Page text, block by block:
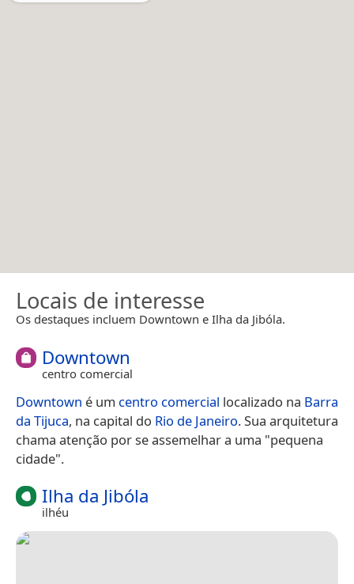
Locais de interesse
Os destaques incluem Downtown e Ilha da Jibóla.
Downtown
centro comercial
Downtown é um centro comercial localizado na Barra
da Tijuca, na capital do Rio de Janeiro. Sua arquitetura
chama atenção por se assemelhar a uma "pequena
cidade".
Ilha da Jibóla
ilhéu